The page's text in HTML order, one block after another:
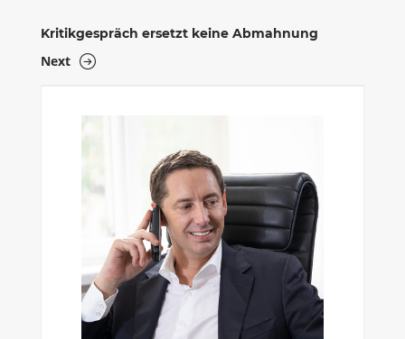
Kritikgespräch ersetzt keine Abmahnung
Next